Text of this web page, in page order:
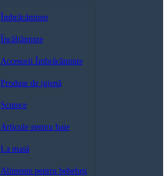
Îmbrăcăminte
Încălțăminte
Accesorii Îmbrăcăminte
Produse de igienă
Scutece
Articole pentru baie
La masă
Alimente pentru bebeluși